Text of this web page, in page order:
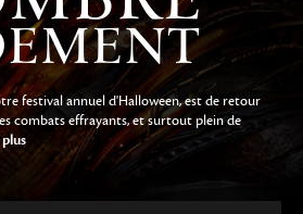
festival annuel d'Halloween, est de retour
combats effrayants, et surtout plein de